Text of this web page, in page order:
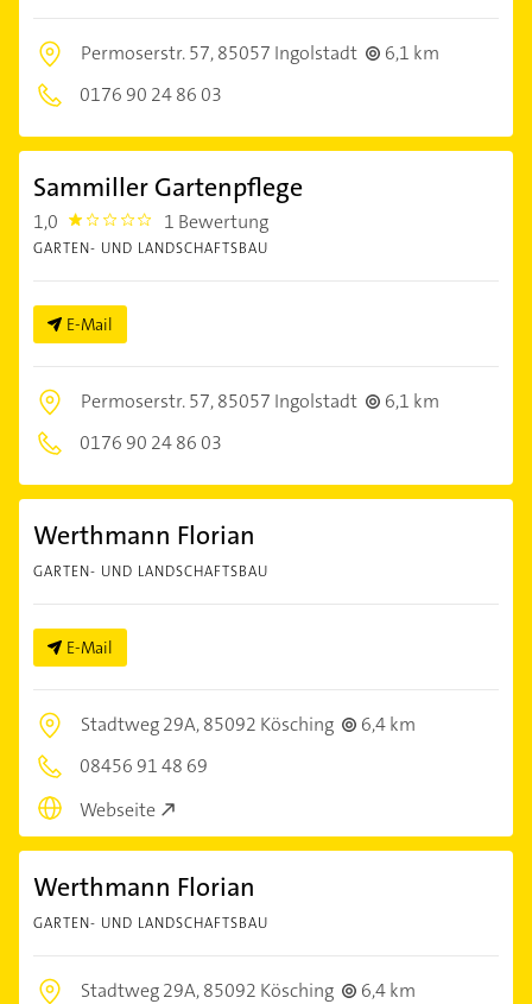
Permoserstr. 57,85057 Ingolstadt
6,1 km
0176 90 24 86 03
Sammiller Gartenpflege
1,0 1.0 1 Bewertung
GARTEN- UND LANDSCHAFTSBAU
E-Mail
Permoserstr. 57,85057 Ingolstadt
6,1 km
0176 90 24 86 03
Werthmann Florian
GARTEN- UND LANDSCHAFTSBAU
E-Mail
Stadtweg 29A,85092 Kösching
6,4 km
08456 91 48 69
Webseite
Werthmann Florian
GARTEN- UND LANDSCHAFTSBAU
Stadtweg 29A,85092 Kösching
6,4 km